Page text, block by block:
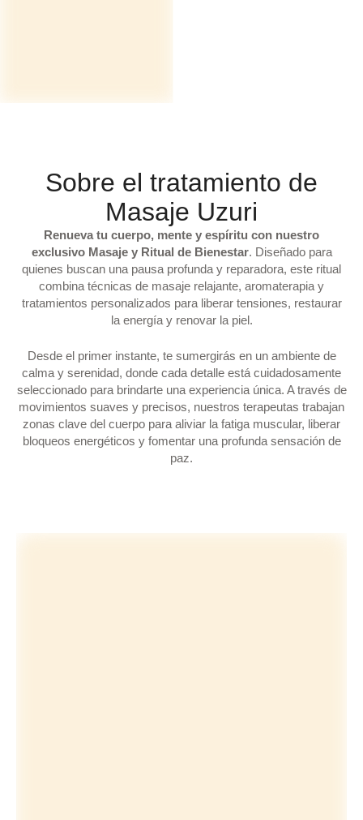
Sobre el tratamiento de
Masaje Uzuri
Renueva tu cuerpo, mente y espíritu con nuestro
exclusivo Masaje y Ritual de Bienestar. Diseñado para
quienes buscan una pausa profunda y reparadora, este ritual
combina técnicas de masaje relajante, aromaterapia y
tratamientos personalizados para liberar tensiones, restaurar
la energía y renovar la piel.
Desde el primer instante, te sumergirás en un ambiente de
calma y serenidad, donde cada detalle está cuidadosamente
seleccionado para brindarte una experiencia única. A través de
movimientos suaves y precisos, nuestros terapeutas trabajan
zonas clave del cuerpo para aliviar la fatiga muscular, liberar
bloqueos energéticos y fomentar una profunda sensación de
paz.